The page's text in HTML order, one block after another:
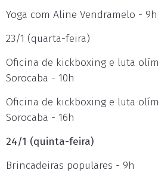
Yoga com Aline Vendramelo - 9h
23/1 (quarta-feira)
Oficina de kickboxing e luta
Sorocaba - 10h
Oficina de kickboxing e luta
Sorocaba - 16h
24/1 (quinta-feira)
Brincadeiras populares - 9h